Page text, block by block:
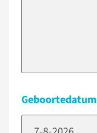
Geboortedatum